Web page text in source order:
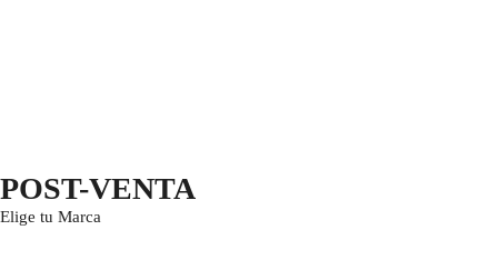
POST-VENTA
Elige tu Marca